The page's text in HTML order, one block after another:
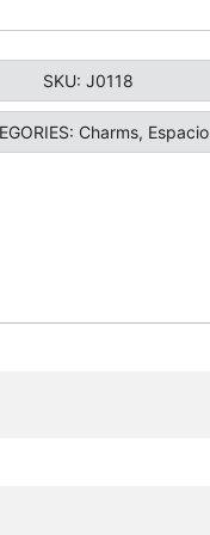
SKU: J0118
Charms, Espacio